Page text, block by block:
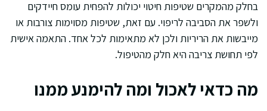
בחלק מהמקרים שטיפות חיטוי יכולות להפחית עומס חיידקים
ולשפר את הסביבה לריפוי. עם זאת, שטיפות מסוימות צורבות או
מייבשות את הריריות ולכן לא מתאימות לכל אחד. התאמה אישית
לפי תחושת צריבה היא חלק מהטיפול.
מה כדאי לאכול ומה להימנע ממנו